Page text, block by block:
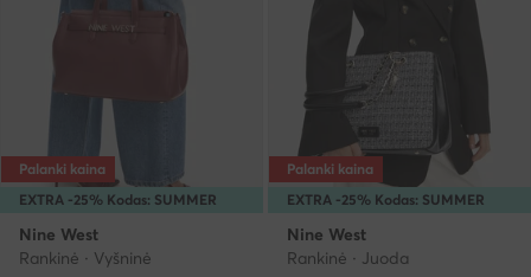
EXTRA -25% Kodas: SUMMER
Palanki kaina
Nine West
Rankinė · Vyšninė
EXTRA -25% Kodas: SUMMER
Palanki kaina
Nine West
Rankinė · Juoda